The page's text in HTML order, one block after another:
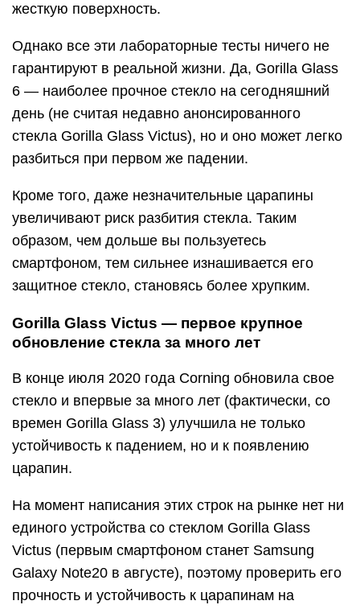
жесткую поверхность.
Однако все эти лабораторные тесты ничего не
гарантируют в реальной жизни. Да, Gorilla Glass
6 — наиболее прочное стекло на сегодняшний
день (не считая недавно анонсированного
стекла Gorilla Glass Victus), но и оно может легко
разбиться при первом же падении.
Кроме того, даже незначительные царапины
увеличивают риск разбития стекла. Таким
образом, чем дольше вы пользуетесь
смартфоном, тем сильнее изнашивается его
защитное стекло, становясь более хрупким.
Gorilla Glass Victus — первое крупное
обновление стекла за много лет
В конце июля 2020 года Corning обновила свое
стекло и впервые за много лет (фактически, со
времен Gorilla Glass 3) улучшила не только
устойчивость к падением, но и к появлению
царапин.
На момент написания этих строк на рынке нет ни
единого устройства со стеклом Gorilla Glass
Victus (первым смартфоном станет Samsung
Galaxy Note20 в августе), поэтому проверить его
прочность и устойчивость к царапинам на